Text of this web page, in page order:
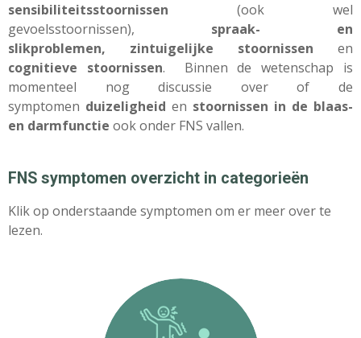
sensibiliteitsstoornissen (ook wel
gevoelsstoornissen), spraak- en
slikproblemen, zintuigelijke stoornissen en
cognitieve stoornissen. Binnen de wetenschap is
momenteel nog discussie over of de
symptomen duizeligheid en stoornissen in de blaas-
en darmfunctie ook onder FNS vallen.
FNS symptomen overzicht in categorieën
Klik op onderstaande symptomen om er meer over te
lezen.